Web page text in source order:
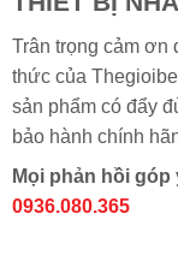
Trân trọng cảm ơn
thức của
sản phẩm có đẩy
bảo hành chính
Mọi phản hồi
0936.080.365